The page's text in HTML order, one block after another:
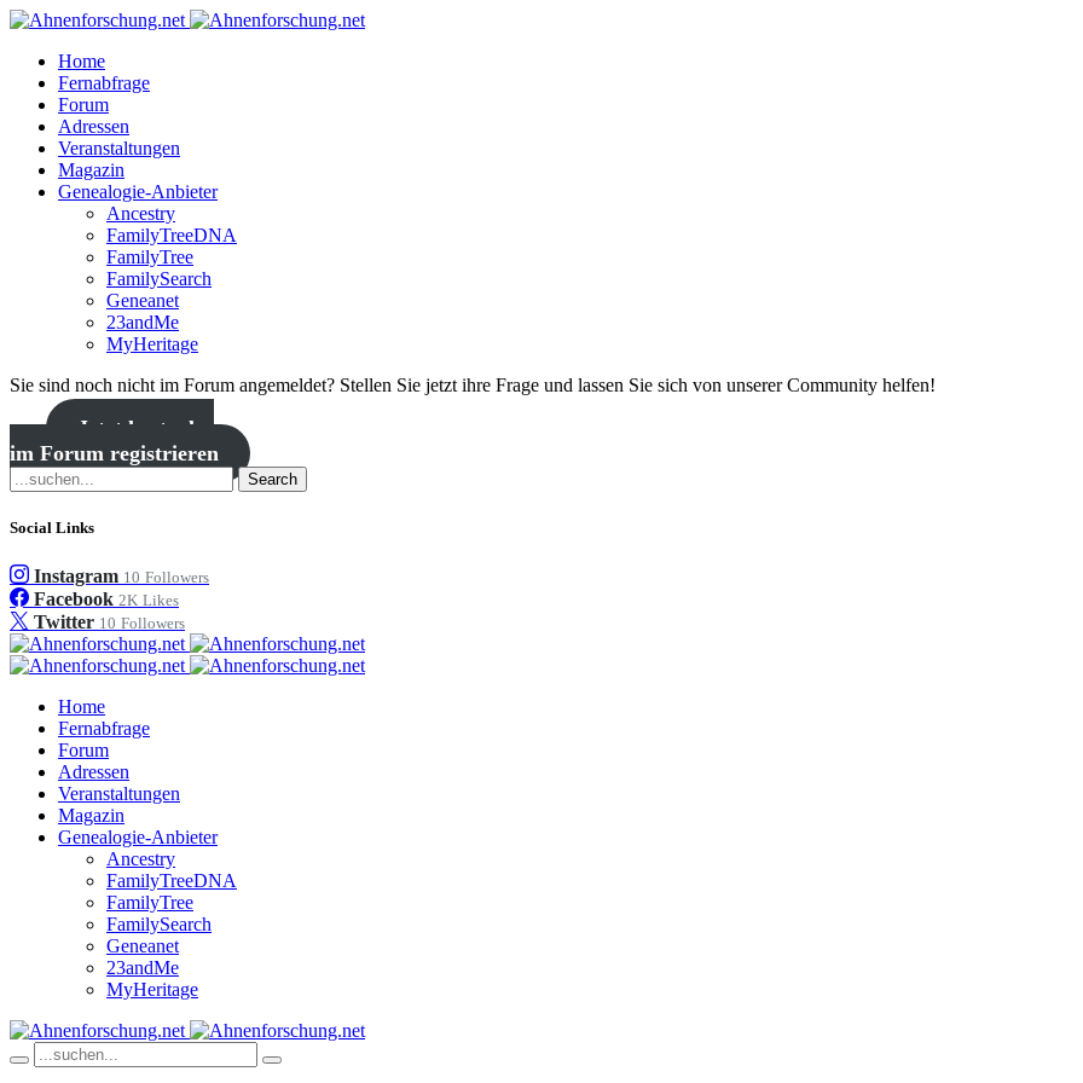
Home
Fernabfrage
Forum
Adressen
Veranstaltungen
Magazin
Genealogie-Anbieter
Ancestry
FamilyTreeDNA
FamilyTree
FamilySearch
Geneanet
23andMe
MyHeritage
Sie sind noch nicht im Forum angemeldet? Stellen Sie jetzt ihre Frage und lassen Sie sich von unserer Community helfen!
Jetzt kostenlos
im Forum registrieren
Search
Social Links
Instagram 10 Followers
Facebook 2K Likes
Twitter 10 Followers
Home
Fernabfrage
Forum
Adressen
Veranstaltungen
Magazin
Genealogie-Anbieter
Ancestry
FamilyTreeDNA
FamilyTree
FamilySearch
Geneanet
23andMe
MyHeritage